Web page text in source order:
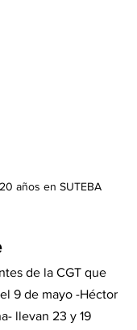
años en SUTEBA
de la CGT que
9 de mayo -Héctor
llevan 23 y 19